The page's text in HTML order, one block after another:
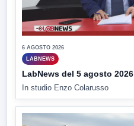
6 AGOSTO 2026
LABNEWS
LabNews del 5 agosto 2026
In studio Enzo Colarusso